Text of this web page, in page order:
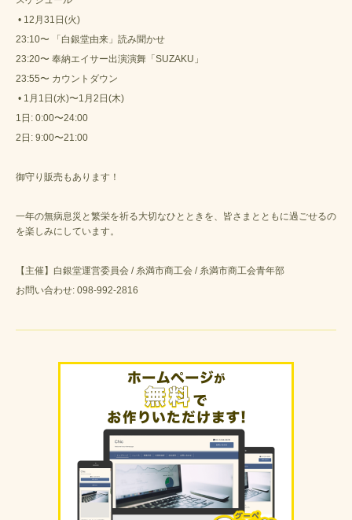
• 12月31日(火)
23:10〜 「白銀堂由来」読み聞かせ
23:20〜 奉納エイサー出演演舞「SUZAKU」
23:55〜 カウントダウン
• 1月1日(水)〜1月2日(木)
1日: 0:00〜24:00
2日: 9:00〜21:00
御守り販売もあります！
一年の無病息災と繁栄を祈る大切なひとときを、皆さまとともに過ごせるの
を楽しみにしています。
【主催】白銀堂運営委員会 / 糸満市商工会 / 糸満市商工会青年部
お問い合わせ: 098-992-2816